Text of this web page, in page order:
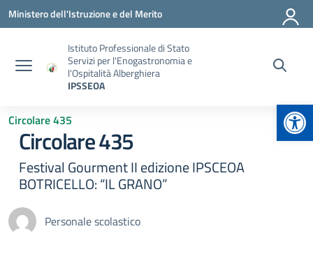
Vai ai contenuti
Vai al menu di navigazione
Vai al footer
Ministero dell'Istruzione e del Merito
Istituto Professionale di Stato
Servizi per l'Enogastronomia e
l'Ospitalità Alberghiera
IPSSEOA
Circolare 435
Circolare 435
Festival Gourment II edizione IPSCEOA
BOTRICELLO: “IL GRANO”
Personale scolastico